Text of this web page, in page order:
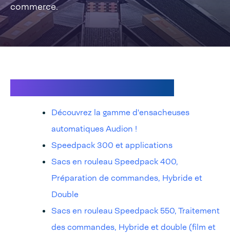
commerce.
Découvrez la gamme d'ensacheuses
automatiques Audion !
Speedpack 300 et applications
Sacs en rouleau Speedpack 400,
Préparation de commandes, Hybride et
Double
Sacs en rouleau Speedpack 550, Traitement
des commandes, Hybride et double (film et